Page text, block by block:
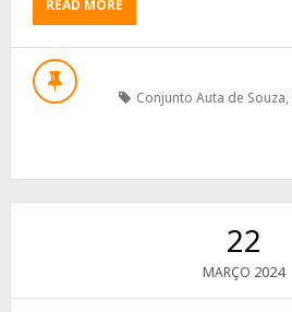
READ MOREABOUT
DESAFIANDO
EXPECTATIVAS
E
ODILEIA
Conjunto Auta de Souza,
22
MARÇO 2024